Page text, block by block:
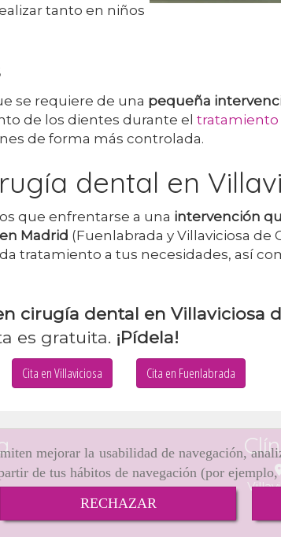
mejorar la usabilidad de navegación,
de tus hábitos de navegación (por
RECHAZAR
tanto en niños
se requiere de una pequeña
de los dientes durante el tratamiento
de forma más controlada.
dental en
que enfrentarse a una intervención
Madrid (Fuenlabrada y Villaviciosa
tratamiento a tus necesidades, así
cirugía dental en Villaviciosa
es gratuita. ¡Pídela!
Cita en Villaviciosa Cita en Fuenlabrada